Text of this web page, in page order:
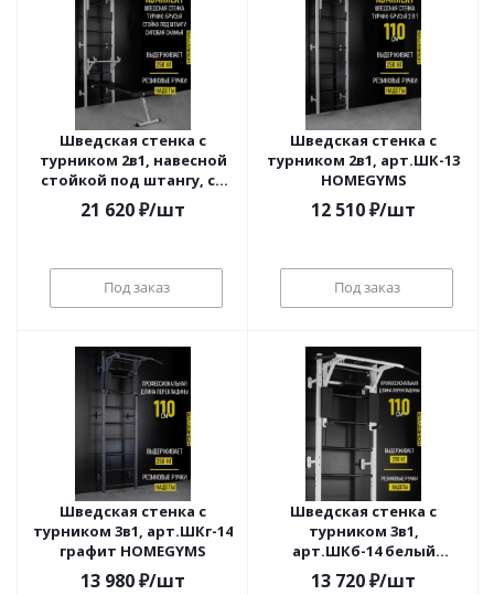
Шведская стенка с
турником 2в1, навесной
стойкой под штангу, со
скамьей, арт.ШК-11
HOMEGYMS
21 620₽/шт
Под заказ
Шведская стенка с
турником 2в1, арт.ШК-13
HOMEGYMS
12 510₽/шт
Под заказ
Шведская стенка с
турником 3в1, арт.ШКг-14
графит HOMEGYMS
13 980₽/шт
Шведская стенка с
турником 3в1,
арт.ШКб-14 белый
HOMEGYMS
13 720₽/шт